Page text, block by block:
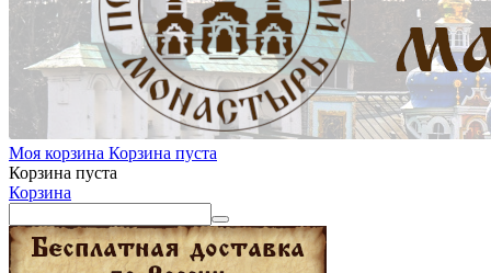
Моя корзина Корзина пуста
Корзина пуста
Корзина